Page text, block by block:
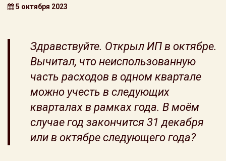
5 октября 2023
Здравствуйте. Открыл ИП в октябре.
Вычитал, что неиспользованную
часть расходов в одном квартале
можно учесть в следующих
кварталах в рамках года. В моём
случае год закончится 31 декабря
или в октябре следующего года?